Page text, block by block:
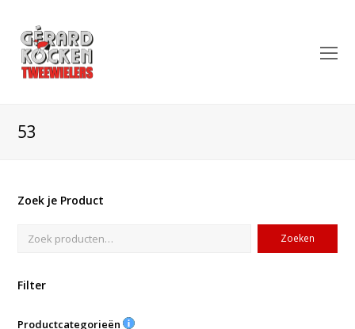
53
Zoek je Product
Zoeken
Filter
Productcategorieën